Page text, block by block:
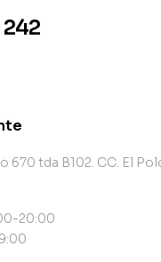
242
670 tda B102. CC. El
20:00